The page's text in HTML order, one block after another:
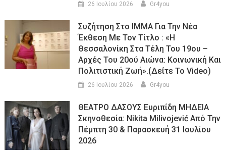
26 Ιουλίου 2026 Gr4you
Συζήτηση Στο ΙΜΜΑ Για Την Νέα
Έκθεση Με Τον Τίτλο : «Η
Θεσσαλονίκη Στα Τέλη Του 19ου –
Αρχές Του 20ού Αιώνα: Κοινωνική Και
Πολιτιστική Ζωή».(Δείτε Το Video)
26 Ιουλίου 2026 Gr4you
ΘΕΑΤΡΟ ΔΑΣΟΥΣ Ευριπίδη ΜΗΔΕΙΑ
Σκηνοθεσία: Nikita Milivojević Από Την
Πέμπτη 30 & Παρασκευή 31 Ιουλίου
2026